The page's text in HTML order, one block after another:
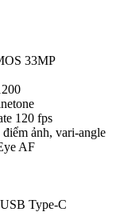
33MP
120 fps
ảnh, vari-angle
AF
Type-C